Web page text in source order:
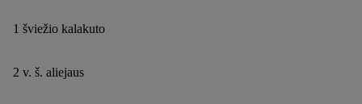
1 šviežio kalakuto
2 v. š. aliejaus